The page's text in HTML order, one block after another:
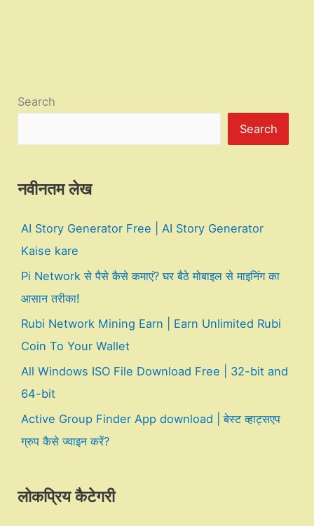
Search
Search
नवीनतम लेख
AI Story Generator Free | AI Story Generator
Kaise kare
Pi Network से पैसे कैसे कमाएं? घर बैठे मोबाइल से माइनिंग का
आसान तरीका!
Rubi Network Mining Earn | Earn Unlimited Rubi
Coin To Your Wallet
All Windows ISO File Download Free | 32-bit and
64-bit
Active Group Finder App download | बेस्ट व्हाट्सएप
ग्रुप कैसे ज्वाइन करें?
लोकप्रिय कैटेगरी